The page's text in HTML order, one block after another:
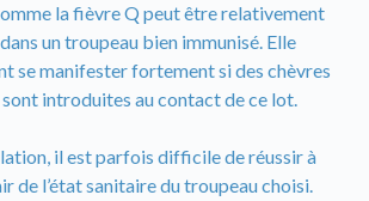
la fièvre Q peut être relativement
un troupeau bien immunisé. Elle
se manifester fortement si des chèvres
sont introduites au contact de ce lot.
il est parfois difficile de réussir à
de l’état sanitaire du troupeau choisi.